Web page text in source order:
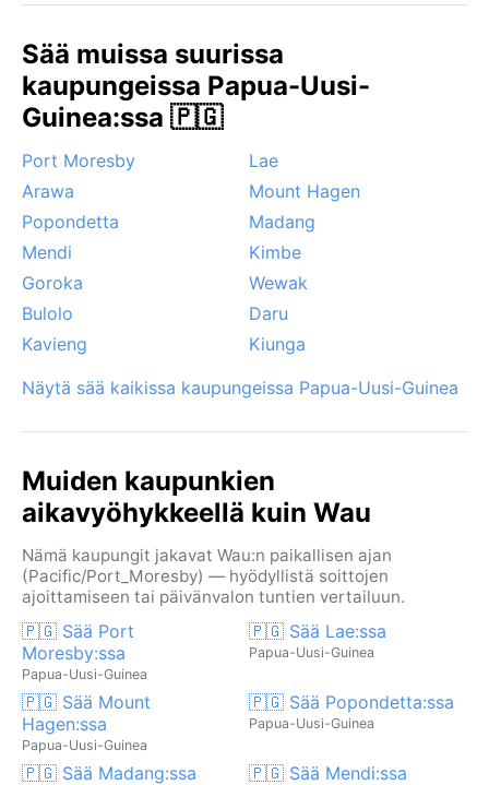
Sää muissa suurissa
kaupungeissa Papua-Uusi-
Guinea:ssa 🇵🇬
Port Moresby
Lae
Arawa
Mount Hagen
Popondetta
Madang
Mendi
Kimbe
Goroka
Wewak
Bulolo
Daru
Kavieng
Kiunga
Näytä sää kaikissa kaupungeissa Papua-Uusi-Guinea
Muiden kaupunkien
aikavyöhykkeellä kuin Wau
Nämä kaupungit jakavat Wau:n paikallisen ajan
(Pacific/Port_Moresby) — hyödyllistä soittojen
ajoittamiseen tai päivänvalon tuntien vertailuun.
🇵🇬 Sää Port
Moresby:ssa
Papua-Uusi-Guinea
🇵🇬 Sää Lae:ssa
Papua-Uusi-Guinea
🇵🇬 Sää Mount
Hagen:ssa
Papua-Uusi-Guinea
🇵🇬 Sää Popondetta:ssa
Papua-Uusi-Guinea
🇵🇬 Sää Madang:ssa 🇵🇬 Sää Mendi:ssa